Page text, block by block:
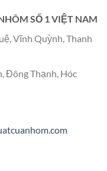
SỐ 1 VIỆT NAM
Vĩnh Quỳnh, Thanh
Đông Thạnh, Hóc